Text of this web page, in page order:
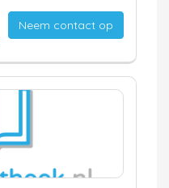
Neem contact op